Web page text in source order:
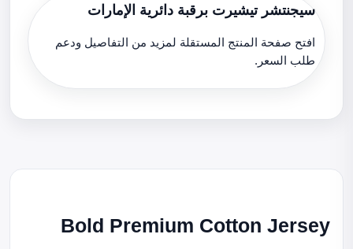
سيجنتشر تيشيرت برقبة دائرية الإمارات
افتح صفحة المنتج المستقلة لمزيد من التفاصيل ودعم
طلب السعر.
Bold Premium Cotton Jersey